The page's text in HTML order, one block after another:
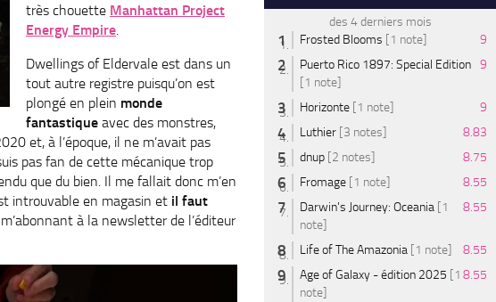
très chouette Manhattan Project
Energy Empire
Dwellings of Eldervale est dans un
tout autre registre puisqu’on est
plongé en plein monde
fantastique avec des monstres,
et, à l’époque, il ne m’avait pas
pas fan de cette mécanique trop
que du bien. Il me fallait donc m’en
introuvable en magasin et il faut
m’abonnant à la newsletter de l’éditeur
des 4 derniers mois
Frosted Blooms [1 note]
9
Puerto Rico 1897: Special Edition
[1 note]
9
Horizonte [1 note]
9
Luthier [3 notes]
8.83
dnup [2 notes]
8.75
Fromage [1 note]
8.55
Darwin's Journey: Oceania [1
note]
8.55
Life of The Amazonia [1 note]
8.55
Age of Galaxy - édition 2025 [1
note]
8.55